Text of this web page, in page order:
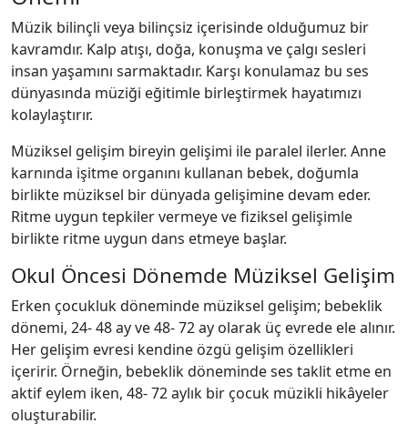
Müzik bilinçli veya bilinçsiz içerisinde olduğumuz bir
kavramdır. Kalp atışı, doğa, konuşma ve çalgı sesleri
insan yaşamını sarmaktadır. Karşı konulamaz bu ses
dünyasında müziği eğitimle birleştirmek hayatımızı
kolaylaştırır.
Müziksel gelişim bireyin gelişimi ile paralel ilerler. Anne
karnında işitme organını kullanan bebek, doğumla
birlikte müziksel bir dünyada gelişimine devam eder.
Ritme uygun tepkiler vermeye ve fiziksel gelişimle
birlikte ritme uygun dans etmeye başlar.
Okul Öncesi Dönemde Müziksel Gelişim
Erken çocukluk döneminde müziksel gelişim; bebeklik
dönemi, 24- 48 ay ve 48- 72 ay olarak üç evrede ele alınır.
Her gelişim evresi kendine özgü gelişim özellikleri
içeririr. Örneğin, bebeklik döneminde ses taklit etme en
aktif eylem iken, 48- 72 aylık bir çocuk müzikli hikâyeler
oluşturabilir.